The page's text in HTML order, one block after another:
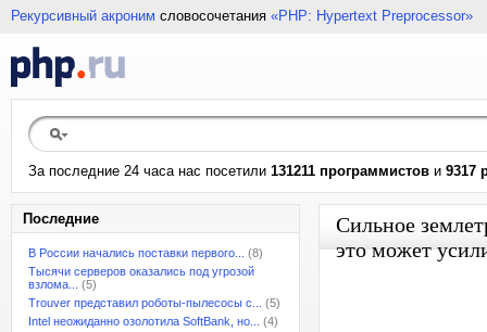
Рекурсивный акроним словосочетания «PHP: Hypertext Preprocessor»
За последние 24 часа нас посетили 131211 программистов и 9317
Последние
В России начались поставки первого...
(8)
Тысячи серверов оказались под угрозой
взлома...
(5)
Trouver представил роботы-пылесосы с...
(5)
Intel неожиданно озолотила SoftBank, но...
(4)
Сильное
это может